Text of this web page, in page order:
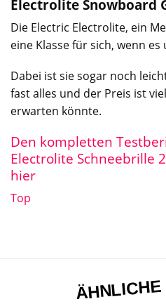
ElectroliteSnowboard
Die Electric Electrolite, ein
eine Klasse für sich, wenn
Dabei ist sie sogar noch
fast alles und der Preis ist
erwarten könnte.
Den kompletten
Electrolite Schneebrille
hier
Top